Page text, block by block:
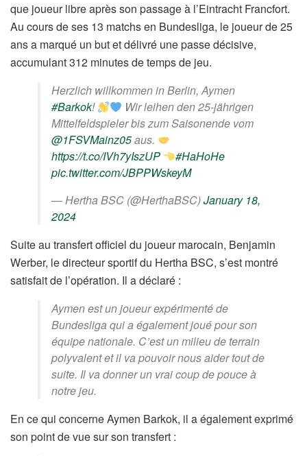
que joueur libre après son passage à l’Eintracht Francfort.
Au cours de ses 13 matchs en Bundesliga, le joueur de 25
ans a marqué un but et délivré une passe décisive,
accumulant 312 minutes de temps de jeu.
Herzlich willkommen in Berlin, Aymen
#Barkok!
Wir leihen den 25-jährigen
Mittelfeldspieler bis zum Saisonende vom
@1FSVMainz05aus.
https://t.co/IVh7yIszUP
#HaHoHe
pic.twitter.com/JBPPWskeyM
— Hertha BSC (@HerthaBSC)January 18,
2024
Suite au transfert officiel du joueur marocain, Benjamin
Werber, le directeur sportif du Hertha BSC, s’est montré
satisfait de l’opération. Il a déclaré :
Aymen est un joueur expérimenté de
Bundesliga qui a également joué pour son
équipe nationale. C’est un milieu de terrain
polyvalent et il va pouvoir nous aider tout de
suite. Il va donner un vrai coup de pouce à
notre jeu.
En ce qui concerne Aymen Barkok, il a également exprimé
son point de vue sur son transfert :